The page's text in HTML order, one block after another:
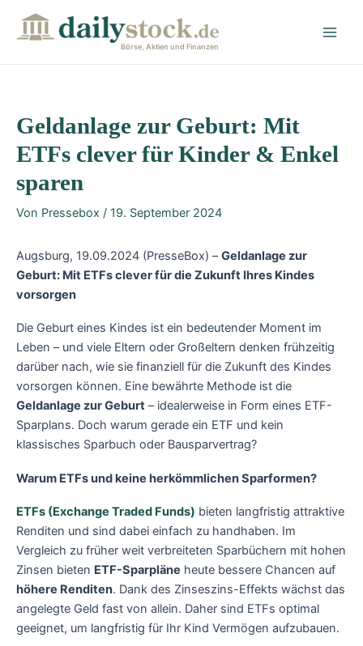
Börse, Aktien und Finanzen
Geldanlage zur Geburt: Mit
ETFs clever für Kinder & Enkel
sparen
Von Pressebox / 19. September 2024
Augsburg, 19.09.2024 (PresseBox) –Geldanlage zur
Geburt: Mit ETFs clever für die Zukunft Ihres Kindes
vorsorgen
Die Geburt eines Kindes ist ein bedeutender Moment im
Leben – und viele Eltern oder Großeltern denken frühzeitig
darüber nach, wie sie finanziell für die Zukunft des Kindes
vorsorgen können. Eine bewährte Methode ist die
Geldanlage zur Geburt – idealerweise in Form eines ETF-
Sparplans. Doch warum gerade ein ETF und kein
klassisches Sparbuch oder Bausparvertrag?
Warum ETFs und keine herkömmlichen Sparformen?
ETFs (Exchange Traded Funds) bieten langfristig attraktive
Renditen und sind dabei einfach zu handhaben. Im
Vergleich zu früher weit verbreiteten Sparbüchern mit hohen
Zinsen bieten ETF-Sparpläne heute bessere Chancen auf
höhere Renditen. Dank des Zinseszins-Effekts wächst das
angelegte Geld fast von allein. Daher sind ETFs optimal
geeignet, um langfristig für Ihr Kind Vermögen aufzubauen.